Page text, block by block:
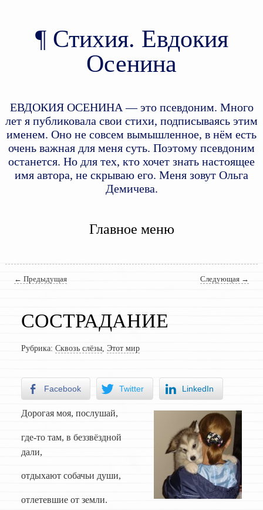
Стихия. Евдокия
Осенина
ЕВДОКИЯ ОСЕНИНА — это псевдоним. Много
лет я публиковала свои стихи, подписываясь этим
именем. Оно не совсем вымышленное, в нём есть
очень важная для меня суть. Поэтому псевдоним
останется. Но для тех, кто хочет знать настоящее
имя автора, не скрываю его. Меня зовут Ольга
Демичева.
Главное меню
Навигация по записям
← Предыдущая Следующая →
СОСТРАДАНИЕ
Рубрика: Сквозь слёзы, Этот мир
Facebook Twitter LinkedIn
Дорогая моя, послушай,
где-то там, в беззвёздной
дали,
отдыхают собачьи души,
отлетевшие от земли.